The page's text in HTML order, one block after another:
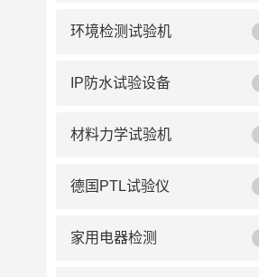
环境检测试验机
IP防水试验设备
材料力学试验机
德国PTL试验仪
家用电器检测